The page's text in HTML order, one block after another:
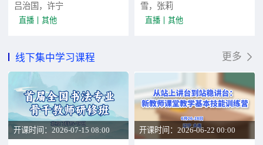
吕治国，许宁
直播 其他
雪，张莉
直播 其他
线下集中学习课程 更多
开课时间：2026-07-15 08:00 开课时间：2026-06-22 00:00